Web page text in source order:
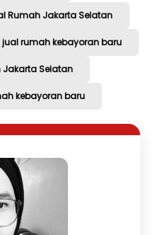
Rumah Jakarta Selatan
jual rumah kebayoran baru
Jakarta Selatan
kebayoran baru